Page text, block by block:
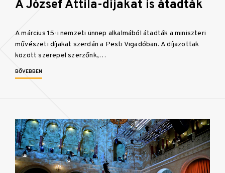
A József Attila-díjakat is átadták
A március 15-i nemzeti ünnep alkalmából átadták a miniszteri
művészeti díjakat szerdán a Pesti Vigadóban. A díjazottak
között szerepel szerzőnk,…
BŐVEBBEN